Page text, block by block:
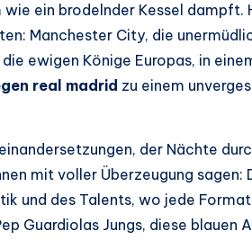
ein brodelnder Kessel dampft.
Manchester City, die
ewigen Könige Europas, in
real madrid zu einem
der Nächte
mit voller Überzeugung sagen:
und des Talents, wo jede
Guardiolas Jungs, diese blauen